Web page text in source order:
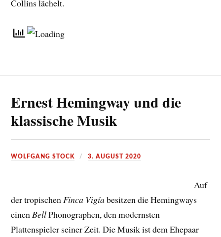
Collins lächelt.
Ernest Hemingway und die
klassische Musik
WOLFGANG STOCK 3. AUGUST 2020
Auf
der tropischenFinca Vigíabesitzen die Hemingways
einenBellPhonographen, den modernsten
Plattenspieler seiner Zeit. Die Musik ist dem Ehepaar